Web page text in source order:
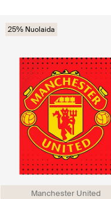
Manchester United
25% Nuolaida